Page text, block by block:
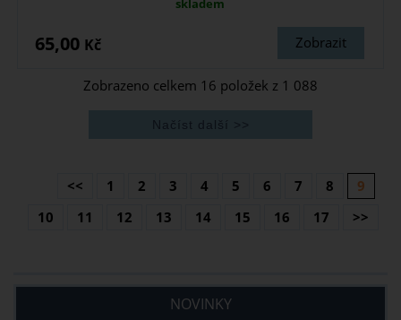
skladem
Zobrazit
65,00 Kč
Zobrazeno celkem 16 položek z 1 088
<< 1 2 3 4 5 6 7 8
9
10
11 12 13 14 15 16 17 >>
NOVINKY